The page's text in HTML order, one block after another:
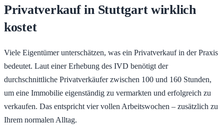
Privatverkauf in Stuttgart wirklich
kostet
Viele Eigentümer unterschätzen, was ein Privatverkauf in der Praxis
bedeutet. Laut einer Erhebung des IVD benötigt der
durchschnittliche Privatverkäufer zwischen 100 und 160 Stunden,
um eine Immobilie eigenständig zu vermarkten und erfolgreich zu
verkaufen. Das entspricht vier vollen Arbeitswochen – zusätzlich zu
Ihrem normalen Alltag.